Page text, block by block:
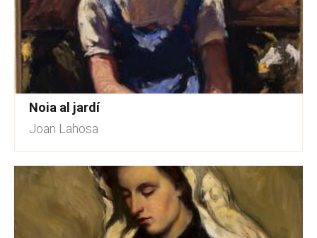
Noia al jardí
Joan Lahosa